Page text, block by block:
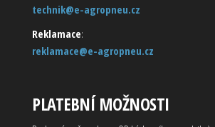
technik@e-agropneu.cz
Reklamace:
reklamace@e-agropneu.cz
PLATEBNÍ MOŽNOSTI